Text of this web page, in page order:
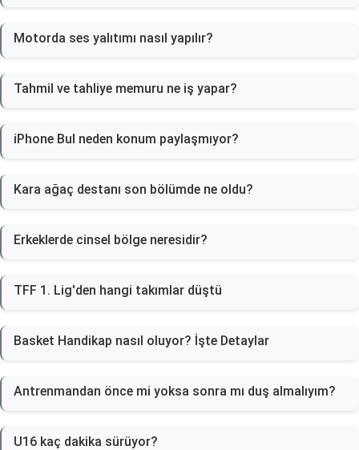
Motorda ses yalıtımı nasıl yapılır?
Tahmil ve tahliye memuru ne iş yapar?
iPhone Bul neden konum paylaşmıyor?
Kara ağaç destanı son bölümde ne oldu?
Erkeklerde cinsel bölge neresidir?
TFF 1. Lig'den hangi takımlar düştü
Basket Handikap nasıl oluyor? İşte Detaylar
Antrenmandan önce mi yoksa sonra mı duş almalıyım?
U16 kaç dakika sürüyor?